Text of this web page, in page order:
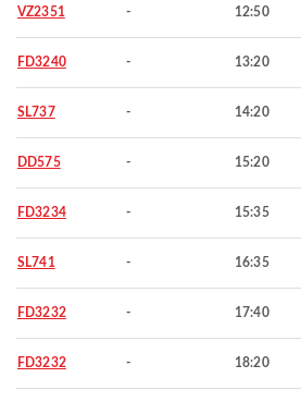
VZ2351 - 12:50
FD3240 - 13:20
SL737 - 14:20
DD575 - 15:20
FD3234 - 15:35
SL741 - 16:35
FD3232 - 17:40
FD3232 - 18:20